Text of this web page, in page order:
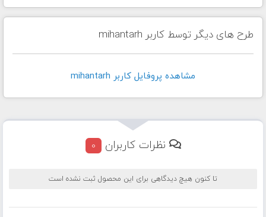
طرح های دیگر توسط کاربر mihantarh
مشاهده پروفايل کاربر mihantarh
نظرات کاربران 0
تا کنون هیچ دیدگاهی برای این محصول ثبت نشده است